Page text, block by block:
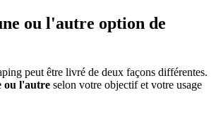
ou l'autre option de
peut être livré de deux façons différentes.
ou l'autre selon votre objectif et votre usage